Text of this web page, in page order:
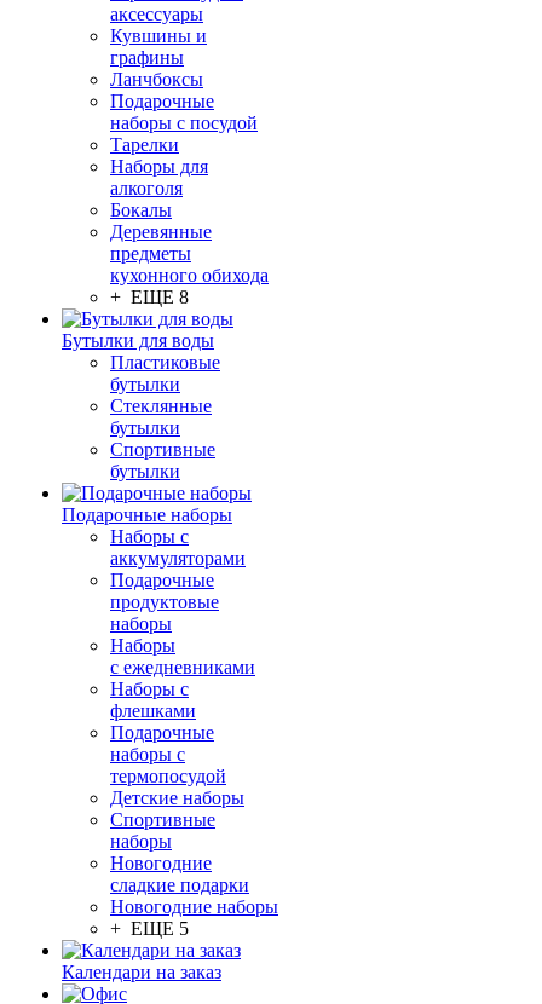
аксессуары
Кувшины и
графины
Ланчбоксы
Подарочные
наборы с посудой
Тарелки
Наборы для
алкоголя
Бокалы
Деревянные
предметы
кухонного обихода
+ ЕЩЕ 8
Бутылки для воды
Пластиковые
бутылки
Стеклянные
бутылки
Спортивные
бутылки
Подарочные наборы
Наборы с
аккумуляторами
Подарочные
продуктовые
наборы
Наборы
с ежедневниками
Наборы с
флешками
Подарочные
наборы с
термопосудой
Детские наборы
Спортивные
наборы
Новогодние
сладкие подарки
Новогодние наборы
+ ЕЩЕ 5
Календари на заказ